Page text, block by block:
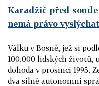
Karadžič před
nemá právo
Válku v Bosně, jež si
100.000 lidských životů,
dohoda v prosinci 1995.
dva silně autonomní